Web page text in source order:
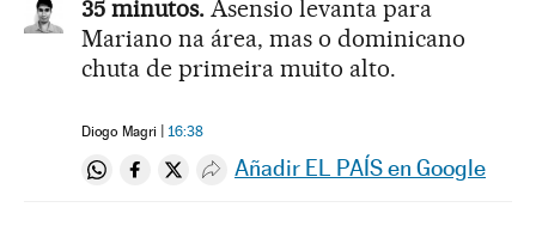
35 minutos. Asensio levanta para
Mariano na área, mas o dominicano
chuta de primeira muito alto.
Diogo Magri 16:38
Compartir en Whatsapp
Compartir en Facebook
Compartir en Twitter
Desplegar Redes Sociales
Añadir EL PAÍS en Google